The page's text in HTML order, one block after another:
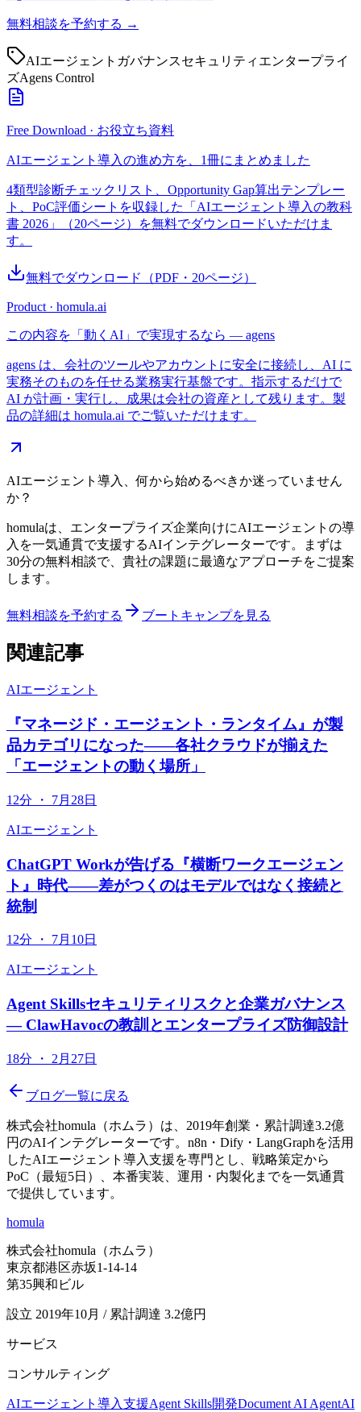
無料相談を予約する →
AIエージェント ガバナンスセキュリティ エンタープライ
ズAgens Control
Free Download · お役立ち資料
AIエージェント導入の進め方を、1冊にまとめました
4類型診断チェックリスト、Opportunity Gap算出テンプレー
ト、PoC評価シートを収録した「AIエージェント導入の教科
書 2026」（20ページ）を無料でダウンロードいただけま
す。
無料でダウンロード （PDF・ 20ページ）
Product · homula.ai
この内容を「動くAI」で実現するなら — agens
agens は、会社のツールやアカウントに安全に接続し、AI に
実務そのものを任せる業務実行基盤です。指示するだけで
AI が計画・実行し、成果は会社の資産として残ります。製
品の詳細は homula.ai でご覧いただけます。
AIエージェント導入、何から始めるべきか迷っていません
か？
homulaは、エンタープライズ企業向けにAIエージェントの導
入を一気通貫で支援するAIインテグレーターです。まずは
30分の無料相談で、貴社の課題に最適なアプローチをご提案
します。
無料相談を予約する ブートキャンプを見る
関連記事
AIエージェント
『マネージド・エージェント・ランタイム』が製
品カテゴリになった——各社クラウドが揃えた
「エージェントの動く場所」
12分 ・ 7月28日
AIエージェント
ChatGPT Workが告げる『横断ワークエージェン
ト』時代——差がつくのはモデルではなく接続と
統制
12分 ・ 7月10日
AIエージェント
Agent Skillsセキュリティリスクと企業ガバナンス
— ClawHavocの教訓とエンタープライズ防御設計
18分 ・ 2月27日
ブログ一覧に戻る
株式会社homula（ホムラ）は、2019年創業・累計調達3.2億
円のAIインテグレーターです。n8n・Dify・LangGraphを活用
したAIエージェント導入支援を専門とし、戦略策定から
PoC（最短5日）、本番実装、運用・内製化までを一気通貫
で提供しています。
homula
株式会社homula（ホムラ）
東京都港区赤坂1-14-14
第35興和ビル
設立 2019年10月 / 累計調達 3.2億円
サービス
コンサルティング
AIエージェント導入支援Agent Skills開発Document AI AgentAI